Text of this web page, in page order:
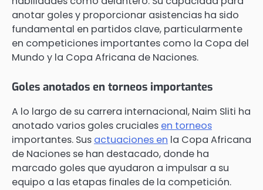
anotar goles y proporcionar asistencias ha sido
fundamental en partidos clave, particularmente
en competiciones importantes como la Copa del
Mundo y la Copa Africana de Naciones.
Goles anotados en torneos importantes
A lo largo de su carrera internacional, Naim Sliti ha
anotado varios goles cruciales en torneos
importantes. Sus actuaciones en la Copa Africana
de Naciones se han destacado, donde ha
marcado goles que ayudaron a impulsar a su
equipo a las etapas finales de la competición.